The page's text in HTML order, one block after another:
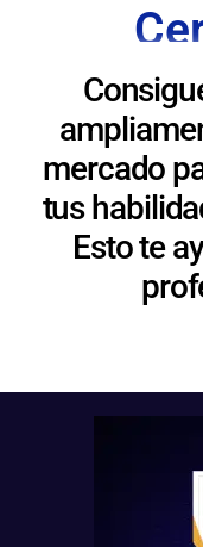
mercado
tus
Esto te